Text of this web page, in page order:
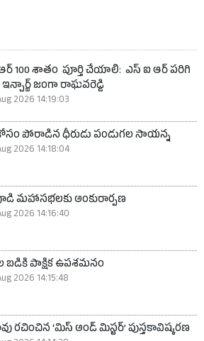
100 శాతం పూర్తి చేయాలి: ఎస్ ఐ ఆర్ పరిగి
ఇన్చార్జ్ జంగా రాఘవరెడ్డి
2026 14:19:03
పోరాడిన ధీరుడు పండుగల సాయన్న
2026 14:18:04
మహాసభలకు అంకురార్పణ
2026 14:16:40
పాక్షిక ఉపశమనం
2026 14:15:48
రచించిన ‘మిస్ అండ్ మిస్టర్’ పుస్తకావిష్కరణ